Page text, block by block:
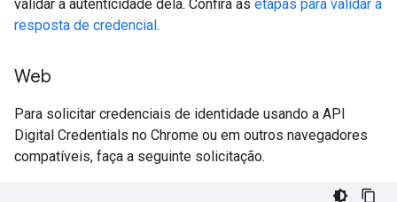
validar a autenticidade dela. Confira as etapas para validar a
resposta de credencial.
Web
Para solicitar credenciais de identidade usando a API
Digital Credentials no Chrome ou em outros navegadores
compatíveis, faça a seguinte solicitação.